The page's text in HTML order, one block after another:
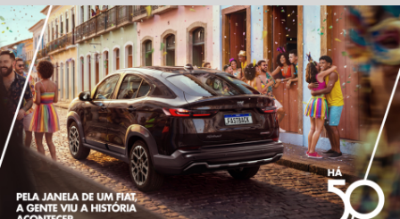
QUERO FALAR COM
UM CONSULTOR